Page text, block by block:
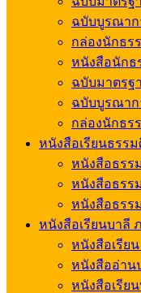
ฉบับบูรณาก
กล่องนักธร
หนังสือนักธ
ฉบับมาตรฐ
ฉบับบูรณาก
กล่องนักธร
หนังสือเรียนธรร
หนังสือธรร
หนังสือธรร
หนังสือธรร
หนังสือเรียนบาลี
หนังสือเรีย
หนังสืออ่าน
หนังสือเรีย